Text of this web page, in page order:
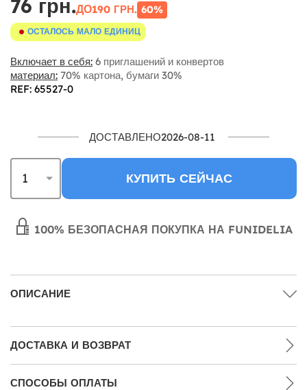
76 грн.ДО190 ГРН. 60%
ОСТАЛОСЬ МАЛО ЕДИНИЦ
Включает в себя: 6 приглашений и конвертов
материал: 70% картона, бумаги 30%
REF: 65527-0
ДОСТАВЛЕНО2026-08-11
КУПИТЬ СЕЙЧАС
100% БЕЗОПАСНАЯ ПОКУПКА НА FUNIDELIA
ОПИСАНИЕ
ДОСТАВКА И ВОЗВРАТ
СПОСОБЫ ОПЛАТЫ